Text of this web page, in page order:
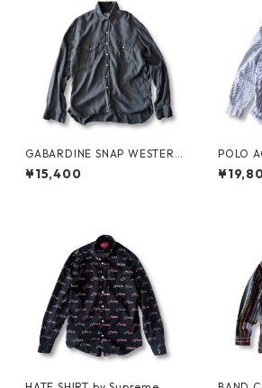
GABARDINE SNAP WESTERN
SHIRT by WYTHE
¥15,400
POLO
SHIRT